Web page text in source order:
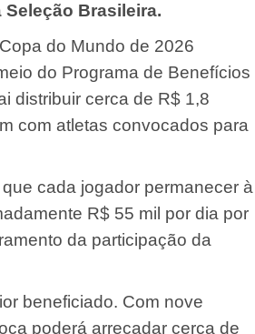
Brasileira.
do Mundo de 2026
do Programa de Benefícios
distribuir cerca de R$ 1,8
com atletas convocados para
cada jogador permanecer à
R$ 55 mil por dia por
da participação da
beneficiado. Com nove
poderá arrecadar cerca de